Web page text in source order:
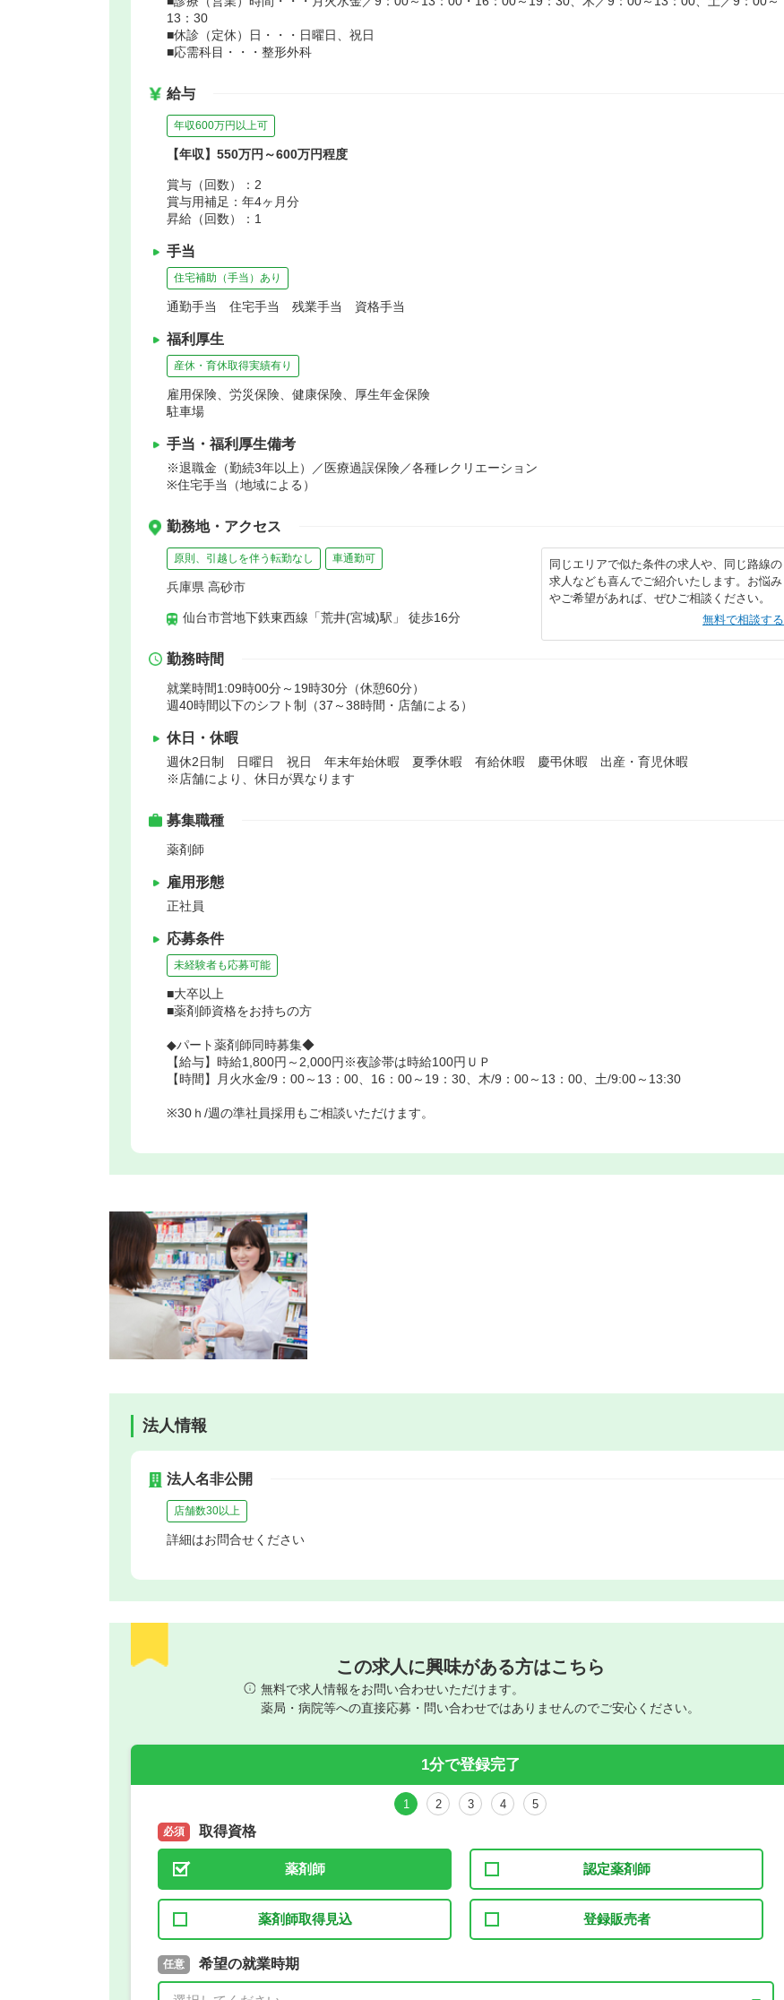
13：30
■休診（定休）日・・・日曜日、祝日
■応需科目・・・整形外科
給与
年収600万円以上可
【年収】550万円～600万円程度
賞与（回数）：2
賞与用補足：年4ヶ月分
昇給（回数）：1
手当
住宅補助（手当）あり
通勤手当 住宅手当 残業手当 資格手当
福利厚生
産休・育休取得実績有り
雇用保険、労災保険、健康保険、厚生年金保険
駐車場
手当・福利厚生備考
※退職金（勤続3年以上）／医療過誤保険／各種レクリエーション
※住宅手当（地域による）
勤務地・アクセス
原則、引越しを伴う転勤なし 車通勤可
兵庫県 高砂市
仙台市営地下鉄東西線「荒井(宮城)駅」 徒歩16分
同じエリアで似た条件の求人や、同じ路線の
求人なども喜んでご紹介いたします。お悩み
やご希望があれば、ぜひご相談ください。
無料で相談する
勤務時間
就業時間1:09時00分～19時30分（休憩60分）
週40時間以下のシフト制（37～38時間・店舗による）
休日・休暇
週休2日制 日曜日 祝日 年末年始休暇 夏季休暇 有給休暇 慶弔休暇 出産・育児休暇
※店舗により、休日が異なります
募集職種
薬剤師
雇用形態
正社員
応募条件
未経験者も応募可能
■大卒以上
■薬剤師資格をお持ちの方
◆パート薬剤師同時募集◆
【給与】時給1,800円～2,000円※夜診帯は時給100円ＵＰ
【時間】月火水金/9：00～13：00、16：00～19：30、木/9：00～13：00、土/9:00～13:30
※30ｈ/週の準社員採用もご相談いただけます。
法人情報
法人名非公開
店舗数30以上
詳細はお問合せください
この求人に興味がある方はこちら
無料で求人情報をお問い合わせいただけます。
薬局・病院等への直接応募・問い合わせではありませんのでご安心ください。
1分で登録完了
1 2 3 4 5
必須 取得資格
薬剤師 認定薬剤師
薬剤師取得見込 登録販売者
必須 取得予定年
任意 希望の就業時期